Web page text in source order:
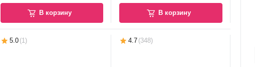
В корзину В корзину
5.0 (1) 4.7 (348)